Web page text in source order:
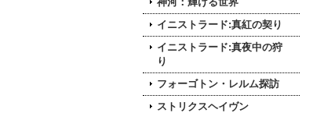
イニストラード:真紅の契り
イニストラード:真夜中の狩
り
フォーゴトン・レルム探訪
ストリクスヘイヴン